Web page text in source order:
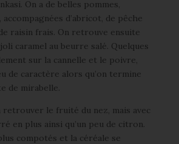
On a de belles pommes,
d’abricot, de pêche
raisin frais. On retrouve ensuite
caramel au beurre salé. Quelques
sur la cannelle et le poivre,
de caractère alors qu’on termine
de mirabelle.
retrouver le fruité du nez, mais avec
en plus ainsi qu’un peu de citron.
compotés et la céréale se